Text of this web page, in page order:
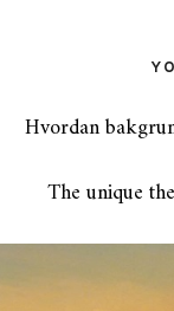
Hvordan
The unique